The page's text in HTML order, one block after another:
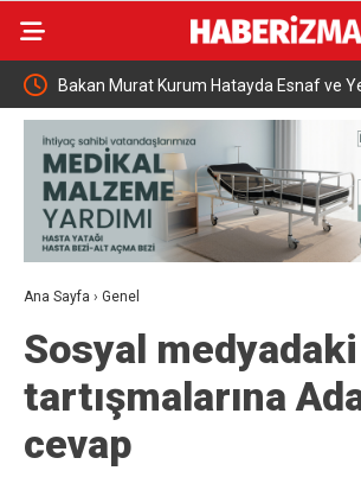
Bakan Murat Kurum Hatayda Esnaf ve
Yönetimlerle Bir Araya Geldi
Ana Sayfa › Genel
Sosyal
tartışmalarına
cevap